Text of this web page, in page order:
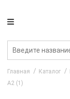
Главная Каталог
A2 (1)